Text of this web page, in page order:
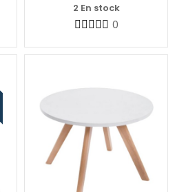
2 En stock
0